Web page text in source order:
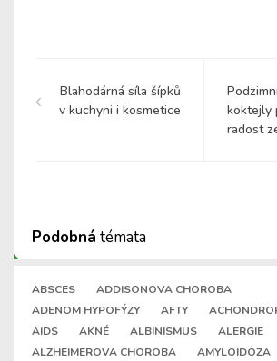
Blahodárná síla šípků
v kuchyni i kosmetice
koktejly
radost
Podobná témata
ABSCES
ADDISONOVA CHOROBA
ADENOM HYPOFÝZY
AFTY
AIDS
AKNÉ ALBINISMUS ALERGIE
ALZHEIMEROVA CHOROBA
AMYLOIDÓZA